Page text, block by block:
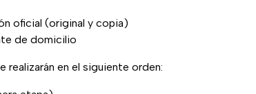
oficial (original y copia)
de domicilio
realizarán en el siguiente orden: